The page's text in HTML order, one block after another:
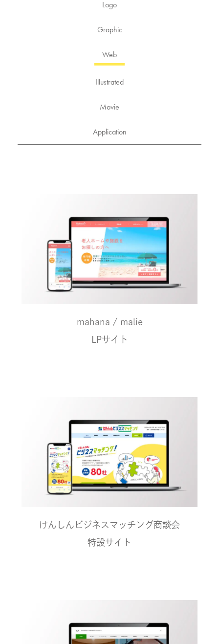
Logo
Graphic
Web
Illustrated
Movie
Application
mahana / malie
LPサイト
けんしんビジネスマッチング商談会
特設サイト